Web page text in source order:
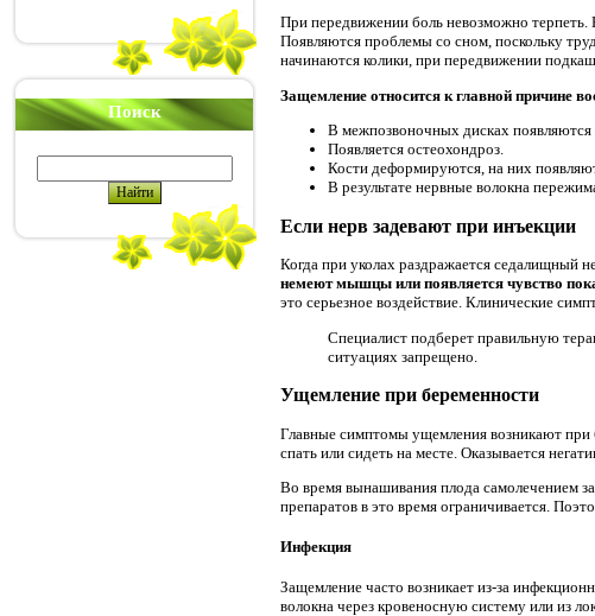
Поиск
При передвижении боль невозможно
Появляются проблемы со сном, поскольку
начинаются колики, при передвижении
Защемление относится к главной причине
В межпозвоночных дисках
Появляется остеохондроз.
Кости деформируются, на них
В результате нервные волокна
Если нерв задевают при инъекции
Когда при уколах раздражается седалищный
немеют мышцы или появляется чувство
это серьезное воздействие. Клинические
Специалист подберет правильную
ситуациях запрещено.
Ущемление при беременности
Главные симптомы ущемления возникают при
спать или сидеть на месте. Оказывается
Во время вынашивания плода самолечением
препаратов в это время ограничивается.
Инфекция
Защемление часто возникает из-за
волокна через кровеносную систему или из